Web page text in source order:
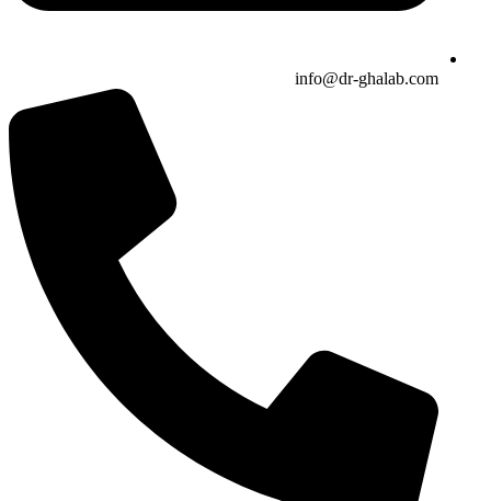
info@dr-ghalab.com